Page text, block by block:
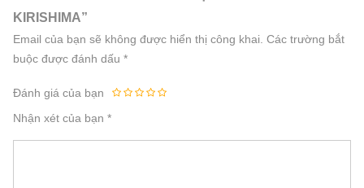
KIRISHIMA”
Email của bạn sẽ không được hiển thị công khai. Các trường bắt
buộc được đánh dấu *
Đánh giá của bạn
Nhận xét của bạn *